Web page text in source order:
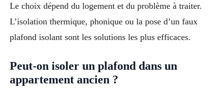
Le choix dépend du logement et du problème à traiter.
L’isolation thermique, phonique ou la pose d’un faux
plafond isolant sont les solutions les plus efficaces.
Peut-on isoler un plafond dans un
appartement ancien ?